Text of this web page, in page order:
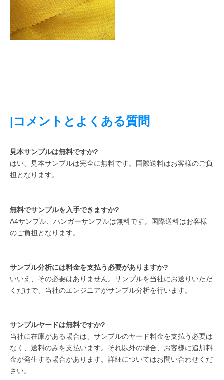
|コメントとよくある質問
見本サンプルは無料ですか?
はい、見本サンプルは完全に無料です。国際送料はお客様のご負
担となります。
無料でサンプルを入手できますか?
A4サンプル、ハンガーサンプルは無料です。国際送料はお客様
のご負担となります。
サンプル分析には料金を支払う必要がありますか?
いいえ、その必要はありません。サンプルを当社にお送りいただ
くだけで、当社のエンジニアがサンプル分析を行います。
サンプルヤードは無料ですか?
当社に在庫がある場合は、サンプルのヤード料金を支払う必要は
なく、送料のみを支払います。それ以外の場合、お客様に追加料
金が発生する場合があります。詳細についてはお問い合わせくだ
さい。